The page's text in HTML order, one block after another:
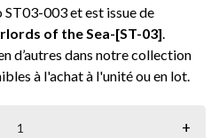
003 et est issue de
of the Sea-[ST-03].
d’autres dans notre collection
à l'achat à l'unité ou en lot.
+